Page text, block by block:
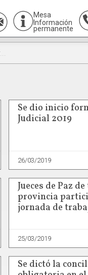
Mesa
Información
permanente
Se dio inicio
Judicial 2019
26/03/2019
Jueces de Paz
provincia
jornada de
25/03/2019
Se dictó la